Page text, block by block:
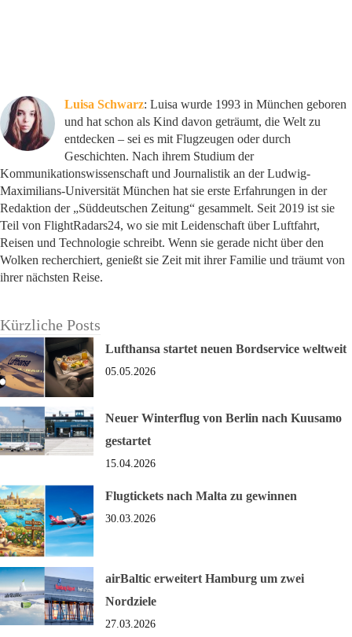
Luisa Schwarz: Luisa wurde 1993 in München geboren
und hat schon als Kind davon geträumt, die Welt zu
entdecken – sei es mit Flugzeugen oder durch
Geschichten. Nach ihrem Studium der
Kommunikationswissenschaft und Journalistik an der Ludwig-
Maximilians-Universität München hat sie erste Erfahrungen in der
Redaktion der „Süddeutschen Zeitung“ gesammelt. Seit 2019 ist sie
Teil von FlightRadars24, wo sie mit Leidenschaft über Luftfahrt,
Reisen und Technologie schreibt. Wenn sie gerade nicht über den
Wolken recherchiert, genießt sie Zeit mit ihrer Familie und träumt von
ihrer nächsten Reise.
Kürzliche Posts
Lufthansa startet neuen Bordservice weltweit
05.05.2026
Neuer Winterflug von Berlin nach Kuusamo
gestartet
15.04.2026
Flugtickets nach Malta zu gewinnen
30.03.2026
airBaltic erweitert Hamburg um zwei
Nordziele
27.03.2026